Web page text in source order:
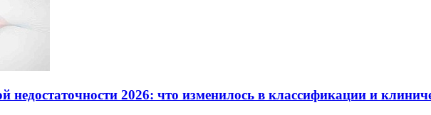
недостаточности 2026: что изменилось в классификации и